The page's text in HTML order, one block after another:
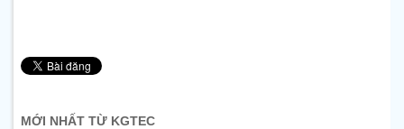
MỚI NHẤT TỪ KGTEC